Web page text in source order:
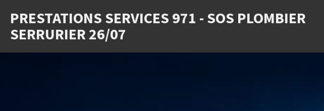
contenu
PRESTATIONS SERVICES 971 - SOS PLOMBIER
SERRURIER 26/07